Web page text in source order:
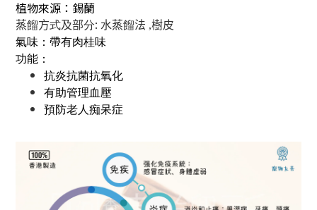
植物來源：錫蘭
蒸餾方式及部分: 水蒸餾法 ,樹皮
氣味：帶有肉桂味
功能：
抗炎抗菌抗氧化
有助管理血壓
預防老人痴呆症